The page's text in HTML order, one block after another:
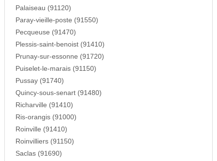
Palaiseau (91120)
Paray-vieille-poste (91550)
Pecqueuse (91470)
Plessis-saint-benoist (91410)
Prunay-sur-essonne (91720)
Puiselet-le-marais (91150)
Pussay (91740)
Quincy-sous-senart (91480)
Richarville (91410)
Ris-orangis (91000)
Roinville (91410)
Roinvilliers (91150)
Saclas (91690)